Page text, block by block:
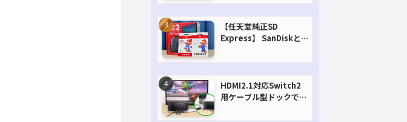
【任天堂純正SD
Express】 SanDiskと
HDMI2.1対応Switch2
用ケーブル型ドックで省